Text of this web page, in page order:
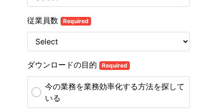
従業員数 Required
ダウンロードの目的 Required
今の業務を業務効率化する方法を探して
いる